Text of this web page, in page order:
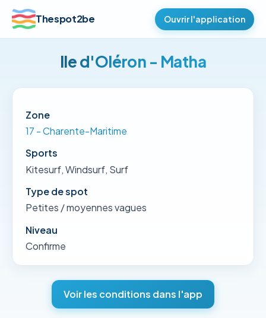
Thespot2be Ouvrir l'application
Ile d'Oléron - Matha
Zone
17 - Charente-Maritime
Sports
Kitesurf, Windsurf, Surf
Type de spot
Petites / moyennes vagues
Niveau
Confirme
Voir les conditions dans l'app